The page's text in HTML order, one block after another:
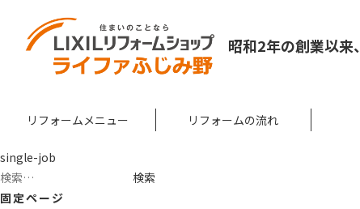
昭和2年の創業以来、
リフォームメニュー リフォームの流れ
single-job
検
索:
固定ページ